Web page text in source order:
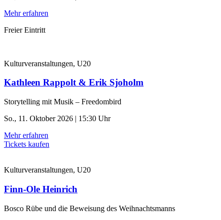
Mehr erfahren
Freier Eintritt
Kulturveranstaltungen, U20
Kathleen Rappolt & Erik Sjoholm
Storytelling mit Musik – Freedombird
So., 11. Oktober 2026 | 15:30 Uhr
Mehr erfahren
Tickets kaufen
Kulturveranstaltungen, U20
Finn-Ole Heinrich
Bosco Rübe und die Beweisung des Weihnachtsmanns